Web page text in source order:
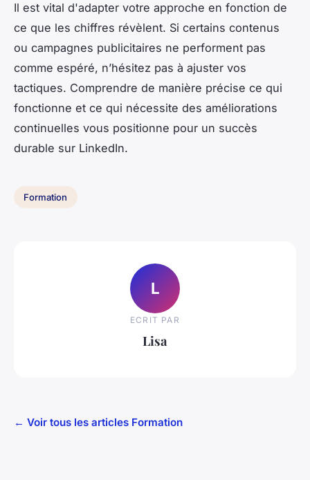
Il est vital d'adapter votre approche en fonction de
ce que les chiffres révèlent. Si certains contenus
ou campagnes publicitaires ne performent pas
comme espéré, n’hésitez pas à ajuster vos
tactiques. Comprendre de manière précise ce qui
fonctionne et ce qui nécessite des améliorations
continuelles vous positionne pour un succès
durable sur LinkedIn.
Formation
L
ECRIT PAR
Lisa
← Voir tous les articles Formation